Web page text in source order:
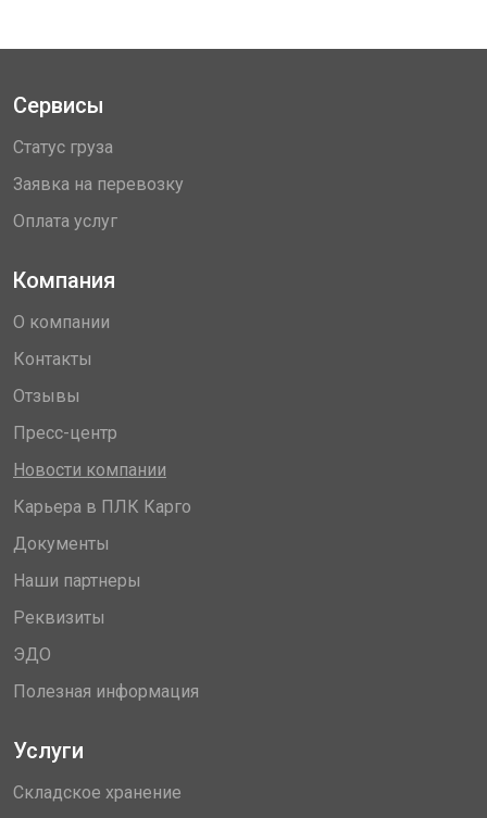
Сервисы
Статус груза
Заявка на перевозку
Оплата услуг
Компания
О компании
Контакты
Отзывы
Пресс-центр
Новости компании
Карьера в ПЛК Карго
Документы
Наши партнеры
Реквизиты
ЭДО
Полезная информация
Услуги
Складское хранение